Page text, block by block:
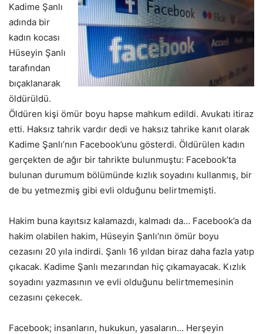
Kadime Şanlı
adında bir
kadın kocası
Hüseyin Şanlı
tarafından
bıçaklanarak
öldürüldü.
Öldüren kişi ömür boyu hapse mahkum edildi. Avukatı itiraz
etti. Haksız tahrik vardır dedi ve haksız tahrike kanıt olarak
Kadime Şanlı’nın Facebook’unu gösterdi. Öldürülen kadın
gerçekten de ağır bir tahrikte bulunmuştu: Facebook’ta
bulunan durumum bölümünde kızlık soyadını kullanmış, bir
de bu yetmezmiş gibi evli olduğunu belirtmemişti.
Hakim buna kayıtsız kalamazdı, kalmadı da… Facebook’a da
hakim olabilen hakim, Hüseyin Şanlı’nın ömür boyu
cezasını 20 yıla indirdi. Şanlı 16 yıldan biraz daha fazla yatıp
çıkacak. Kadime Şanlı mezarından hiç çıkamayacak. Kızlık
soyadını yazmasının ve evli olduğunu belirtmemesinin
cezasını çekecek.
Facebook; insanların, hukukun, yasaların… Herşeyin